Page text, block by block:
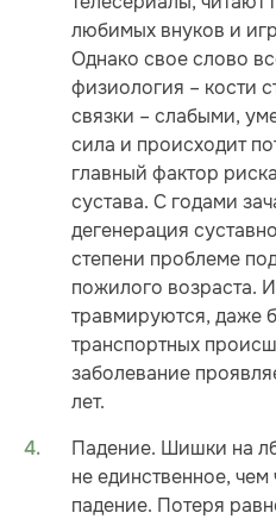
любимых внуков и
Однако свое слово
физиология – кости
связки – слабыми,
сила и происходит
главный фактор
сустава. С годами
дегенерация
степени проблеме
пожилого возраста.
травмируются, даже
транспортных
заболевание
лет.
Падение. Шишки на
не единственное,
падение. Потеря